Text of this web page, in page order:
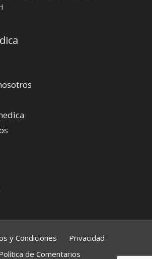
y Condiciones
Privacidad
de Comentarios